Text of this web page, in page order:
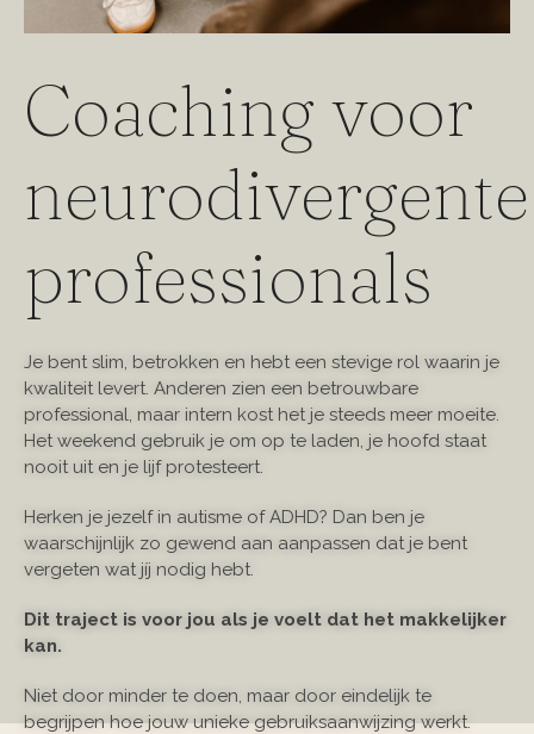
Coaching voor
neurodivergente
professionals
Je bent slim, betrokken en hebt een stevige rol waarin je
kwaliteit levert. Anderen zien een betrouwbare
professional, maar intern kost het je steeds meer moeite.
Het weekend gebruik je om op te laden, je hoofd staat
nooit uit en je lijf protesteert.
Herken je jezelf in autisme of ADHD? Dan ben je
waarschijnlijk zo gewend aan aanpassen dat je bent
vergeten wat jíj nodig hebt.
Dit traject is voor jou als je voelt dat het makkelijker
kan.
Niet door minder te doen, maar door eindelijk te
begrijpen hoe jouw unieke gebruiksaanwijzing werkt.